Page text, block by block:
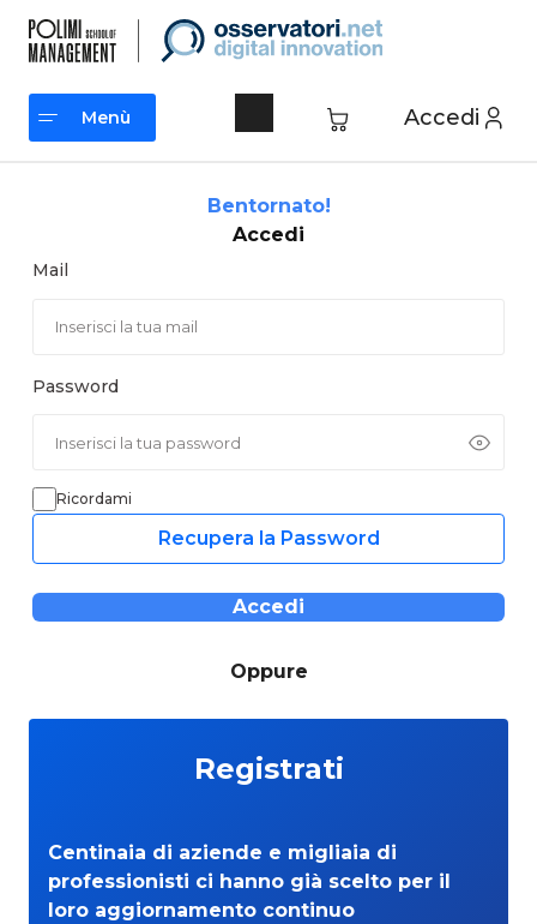
contenuto
Accedi
Menù
Bentornato!
Accedi
Mail
Password
Ricordami
Recupera la Password
Accedi
Oppure
Registrati
Centinaia di aziende e migliaia di
professionisti ci hanno già scelto per il
loro aggiornamento continuo